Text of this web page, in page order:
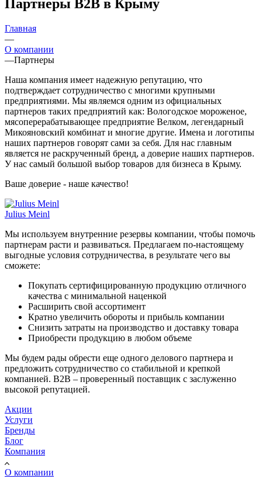
Партнеры B2B в Крыму
Главная
—
О компании
—Партнеры
Наша компания имеет надежную репутацию, что
подтверждает сотрудничество с многими крупными
предприятиями. Мы являемся одним из официальных
партнеров таких предприятий как: Вологодское мороженое,
мясоперерабатывающее предприятие Велком, легендарный
Микояновский комбинат и многие другие. Имена и логотипы
наших партнеров говорят сами за себя. Для нас главным
является не раскрученный бренд, а доверие наших партнеров.
У нас самый большой выбор товаров для бизнеса в Крыму.
Ваше доверие - наше качество!
Julius Meinl
Мы используем внутренние резервы компании, чтобы помочь
партнерам расти и развиваться. Предлагаем по-настоящему
выгодные условия сотрудничества, в результате чего вы
сможете:
Покупать сертифицированную продукцию отличного
качества с минимальной наценкой
Расширить свой ассортимент
Кратно увеличить обороты и прибыль компании
Снизить затраты на производство и доставку товара
Приобрести продукцию в любом объеме
Мы будем рады обрести еще одного делового партнера и
предложить сотрудничество со стабильной и крепкой
компанией. В2В – проверенный поставщик с заслуженно
высокой репутацией.
Акции
Услуги
Бренды
Блог
Компания
О компании